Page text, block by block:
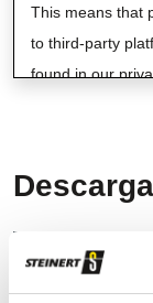
This means that
to third-party
found in our
Fact Sheet